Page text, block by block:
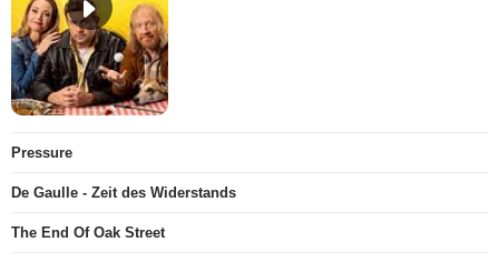
Pressure
De Gaulle - Zeit des Widerstands
The End Of Oak Street